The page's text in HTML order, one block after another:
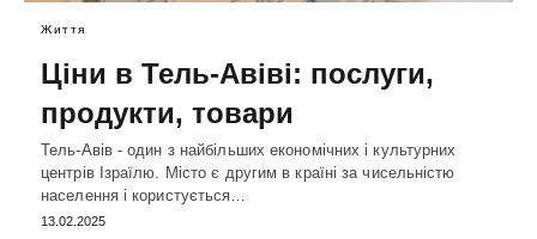
Життя
Ціни в Тель-Авіві: послуги,
продукти, товари
Тель-Авів - один з найбільших економічних і культурних
центрів Ізраїлю. Місто є другим в країні за чисельністю
населення і користується…
13.02.2025